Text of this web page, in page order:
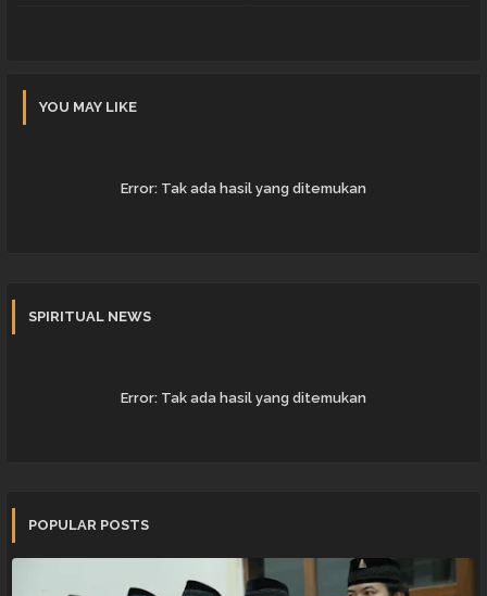
YOU MAY LIKE
Error: Tak ada hasil yang ditemukan
SPIRITUAL NEWS
Error: Tak ada hasil yang ditemukan
POPULAR POSTS